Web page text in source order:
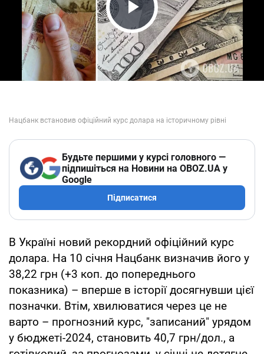
Play Video
Будьте першими у курсі головного —
підпишіться на Новини на OBOZ.UA у
Google
Підписатися
В Україні новий рекордний офіційний курс
долара. На 10 січня Нацбанк визначив його у
38,22 грн (+3 коп. до попереднього
показника) – вперше в історії досягнувши цієї
позначки. Втім, хвилюватися через це не
варто – прогнозний курс, "записаний" урядом
у бюджеті-2024, становить 40,7 грн/дол., а